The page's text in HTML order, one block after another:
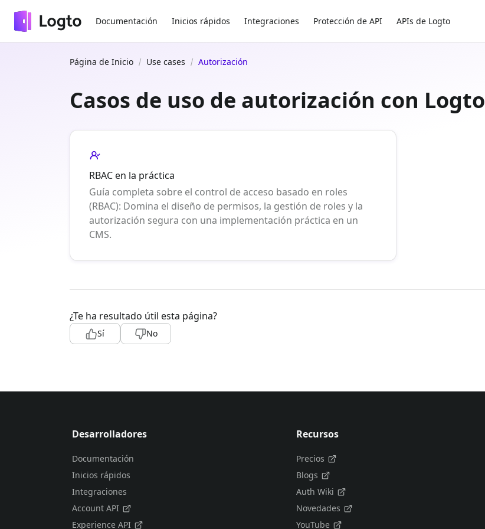
Documentación Inicios rápidos Integraciones Protección de API APIs de Logto
Página de Inicio Use cases Autorización
Casos de uso de autorización con Logto
RBAC en la práctica
Guía completa sobre el control de acceso basado en roles
(RBAC): Domina el diseño de permisos, la gestión de roles y la
autorización segura con una implementación práctica en un
CMS.
¿Te ha resultado útil esta página?
Sí No
Desarrolladores
Documentación
Inicios rápidos
Integraciones
Account API
Experience API
Recursos
Precios
Blogs
Auth Wiki
Novedades
YouTube